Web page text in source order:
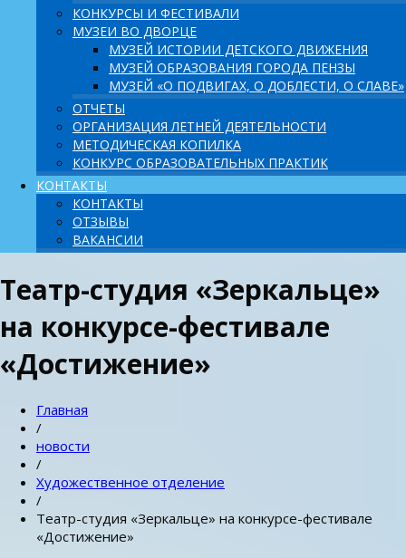
КОНКУРСЫ И ФЕСТИВАЛИ
МУЗЕИ ВО ДВОРЦЕ
МУЗЕЙ ИСТОРИИ ДЕТСКОГО ДВИЖЕНИЯ
МУЗЕЙ ОБРАЗОВАНИЯ ГОРОДА ПЕНЗЫ
МУЗЕЙ «О ПОДВИГАХ, О ДОБЛЕСТИ, О СЛАВЕ»
ОТЧЕТЫ
ОРГАНИЗАЦИЯ ЛЕТНЕЙ ДЕЯТЕЛЬНОСТИ
МЕТОДИЧЕСКАЯ КОПИЛКА
КОНКУРС ОБРАЗОВАТЕЛЬНЫХ ПРАКТИК
КОНТАКТЫ
КОНТАКТЫ
ОТЗЫВЫ
ВАКАНСИИ
Театр-студия «Зеркальце»
на конкурсе-фестивале
«Достижение»
Главная
/
новости
/
Художественное отделение
/
Театр-студия «Зеркальце» на конкурсе-фестивале
«Достижение»